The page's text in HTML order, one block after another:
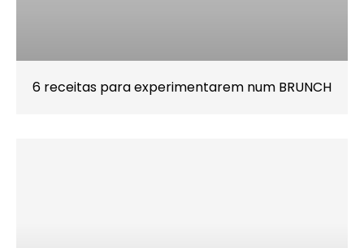
6 receitas para experimentarem num BRUNCH